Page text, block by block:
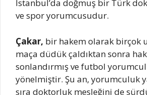
İstanbul’da doğmuş bir Türk
ve spor yorumcusudur.
Çakar, bir hakem olarak birçok
maça düdük çaldıktan sonra
sonlandırmış ve futbol
yönelmiştir. Şu an, yorumculuk
sıra doktorluk mesleğini de